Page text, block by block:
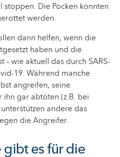
Die Pocken konnten
werden.
dann helfen, wenn die
haben und die
– wie aktuell das durch SARS-
19. Während manche
angreifen, seine
gar abtöten (z.B. bei
andere das
die Angreifer.
gibt es für die